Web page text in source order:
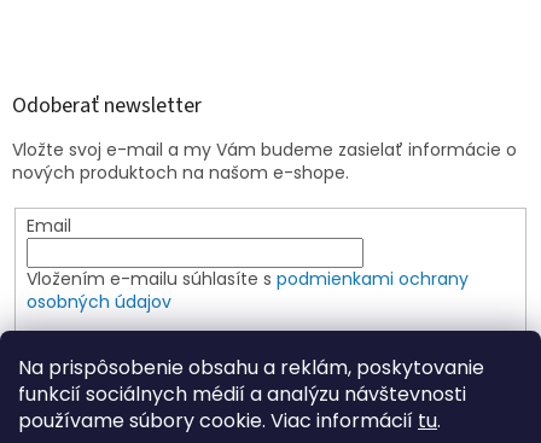
Na prispôsobenie obsahu a reklám, poskytovanie
funkcií sociálnych médií a analýzu návštevnosti
používame súbory cookie. Viac informácií tu.
Odoberať newsletter
Vložte svoj e-mail a my Vám budeme zasielať informácie o
nových produktoch na našom e-shope.
Email
Vložením e-mailu súhlasíte s podmienkami ochrany
osobných údajov
PRIHLÁSIŤ SA